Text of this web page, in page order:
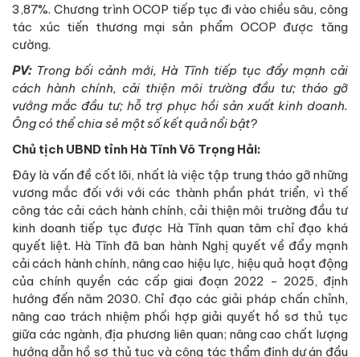
3,87%. Chương trình OCOP tiếp tục đi vào chiều sâu, công
tác xúc tiến thương mại sản phẩm OCOP được tăng
cường.
PV:Trong bối cảnh mới, Hà Tĩnh tiếp tục đẩy mạnh cải
cách hành chính, cải thiện môi trường đầu tư; tháo gỡ
vướng mắc đầu tư; hỗ trợ phục hồi sản xuất kinh doanh.
Ông có thể chia sẻ một số kết quả nổi bật?
Chủ tịch UBND tỉnh Hà Tĩnh Võ Trọng Hải:
Đây là vấn đề cốt lõi, nhất là việc tập trung tháo gỡ những
vương mắc đối với với các thành phần phát triển, vì thế
công tác cải cách hành chính, cải thiện môi trường đầu tư
kinh doanh tiếp tục được Hà Tĩnh quan tâm chỉ đạo khá
quyết liệt. Hà Tĩnh đã ban hành Nghị quyết về đẩy mạnh
cải cách hành chính, nâng cao hiệu lực, hiệu quả hoạt động
của chính quyền các cấp giai đoạn 2022 - 2025, định
hướng đến năm 2030. Chỉ đạo các giải pháp chấn chỉnh,
nâng cao trách nhiệm phối hợp giải quyết hồ sơ thủ tục
giữa các ngành, địa phương liên quan; nâng cao chất lượng
hướng dẫn hồ sơ thủ tục và công tác thẩm định dự án đầu